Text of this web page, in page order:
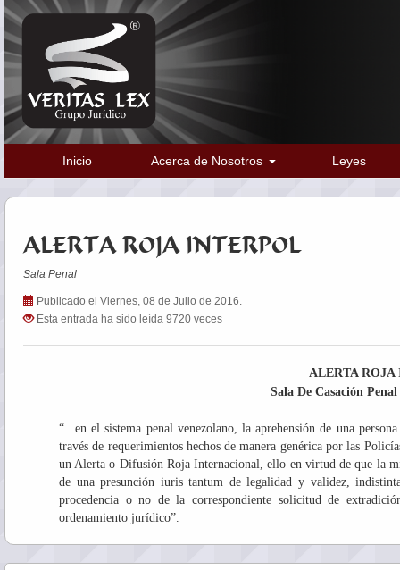
Inicio Acerca de Nosotros Leyes
ALERTA ROJA INTERPOL
Sala Penal
Publicado el Viernes, 08 de Julio de 2016.
Esta entrada ha sido leída 9720 veces
ALERTA ROJA
Sala De Casación
“...en el sistema penal venezolano, la aprehensión de una
través de requerimientos hechos de manera genérica por las
un Alerta o Difusión Roja Internacional, ello en virtud de que la
de una presunción iuris tantum de legalidad y validez,
procedencia o no de la correspondiente solicitud de
ordenamiento jurídico”.